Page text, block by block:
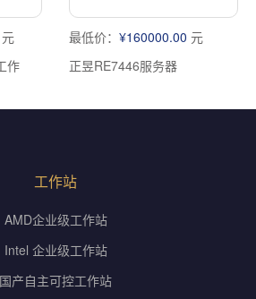
元
作
最低价： ¥160000.00 元
正昱RE7446服务器
工作站
AMD企业级工作站
Intel 企业级工作站
国产自主可控工作站